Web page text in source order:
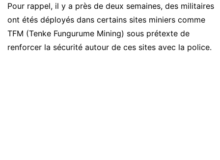
Pour rappel, il y a près de deux semaines, des militaires
ont étés déployés dans certains sites miniers comme
TFM (Tenke Fungurume Mining) sous prétexte de
renforcer la sécurité autour de ces sites avec la police.